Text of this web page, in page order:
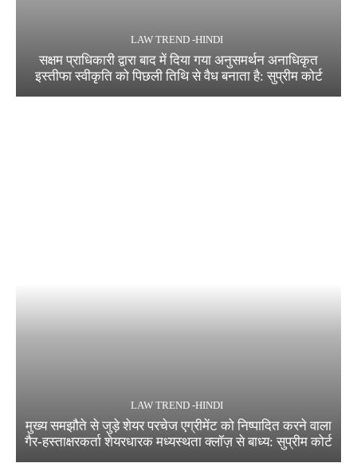
LAW TREND -HINDI
सक्षम प्राधिकारी द्वारा बाद में दिया गया अनुसमर्थन अनाधिकृत
इस्तीफा स्वीकृति को पिछली तिथि से वैध बनाता है: सुप्रीम कोर्ट
LAW TREND -HINDI
मुख्य समझौते से जुड़े शेयर परचेज एग्रीमेंट को निष्पादित करने वाला
गैर-हस्ताक्षरकर्ता शेयरधारक मध्यस्थता क्लॉज़ से बाध्य: सुप्रीम कोर्ट